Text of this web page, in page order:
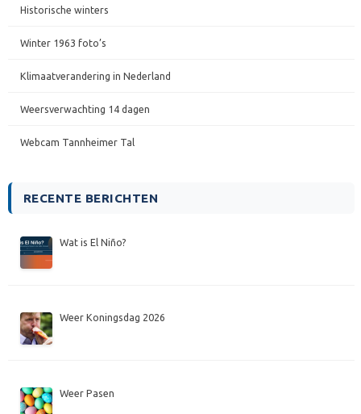
Historische winters
Winter 1963 foto’s
Klimaatverandering in Nederland
Weersverwachting 14 dagen
Webcam Tannheimer Tal
RECENTE BERICHTEN
Wat is El Niño?
Weer Koningsdag 2026
Weer Pasen